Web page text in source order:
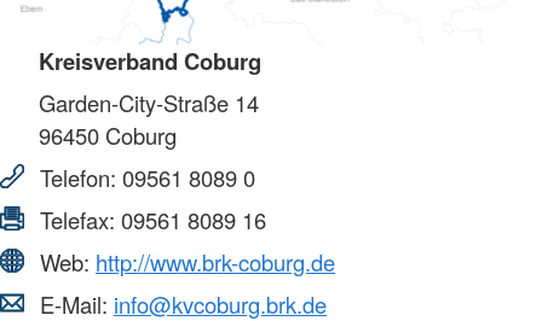
Kreisverband Coburg
Garden-City-Straße 14
96450 Coburg
Telefon: 09561 8089 0
Telefax: 09561 8089 16
Web: http://www.brk-coburg.de
E-Mail: info@kvcoburg.brk.de